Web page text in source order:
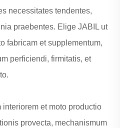
necessitates tendentes,
praebentes. Elige JABIL ut
fabricam et supplementum,
perficiendi, firmitatis, et
et moto productio
provecta, mechanismum